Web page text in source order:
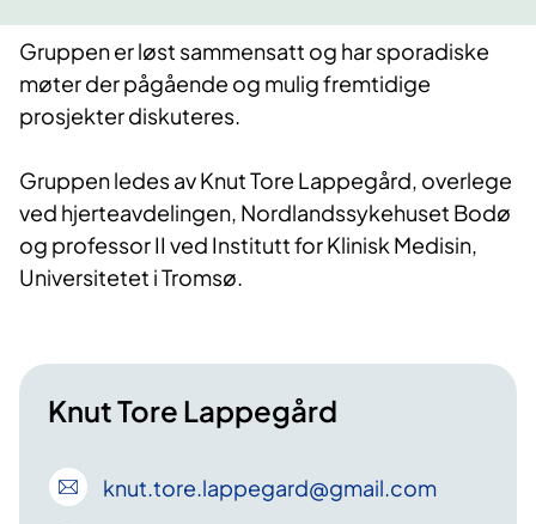
Gruppen er løst sammensatt og har sporadiske
møter der pågående og mulig fremtidige
prosjekter diskuteres.
Gruppen ledes av Knut Tore Lappegård, overlege
ved hjerteavdelingen, Nordlandssykehuset Bodø
og professor II ved Institutt for Klinisk Medisin,
Universitetet i Tromsø.
Knut Tore Lappegård
knut .tore .lappegard@gmail .com